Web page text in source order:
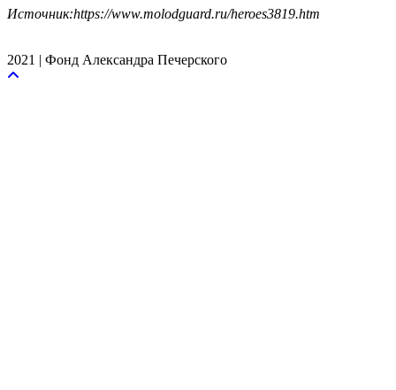
Источник:https://www.molodguard.ru/heroes3819.htm
2021 | Фонд Александра Печерского